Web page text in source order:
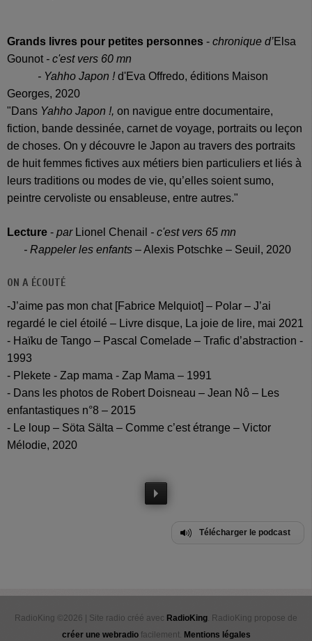
Grands livres pour petites personnes - chronique d’Elsa
Gounot- c'est vers 60 mn
- Yahho Japon !d'Eva Offredo, éditions Maison
Georges, 2020
"Dans Yahho Japon !, on navigue entre documentaire,
fiction, bande dessinée, carnet de voyage, portraits ou leçon
de choses. On y découvre le Japon au travers des portraits
de huit femmes fictives aux métiers bien particuliers et liés à
leurs traditions ou modes de vie, qu’elles soient sumo,
peintre cervoliste ou ensableuse, entre autres."
Lecture - par Lionel Chenail - c'est vers 65 mn
- Rappeler les enfants – Alexis Potschke – Seuil, 2020
ON A ÉCOUTÉ
-J’aime pas mon chat [Fabrice Melquiot] – Polar – J’ai
regardé le ciel étoilé – Livre disque, La joie de lire, mai 2021
- Haïku de Tango – Pascal Comelade – Trafic d’abstraction -
1993
- Plekete - Zap mama - Zap Mama – 1991
- Dans les photos de Robert Doisneau – Jean Nô – Les
enfantastiques n°8 – 2015
- Le loup – Söta Sälta – Comme c’est étrange – Victor
Mélodie, 2020
Télécharger le podcast
RadioKing ©2026 | Site radio créé avec RadioKing . RadioKing propose de
créer une webradiofacilement. Mentions légales